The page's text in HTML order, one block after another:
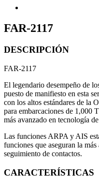
FAR-2117
DESCRIPCIÓN
FAR-2117
El legendario desempeño de
puesto de manifiesto en esta
con los altos estándares de la
para embarcaciones de 1,000
más avanzado en tecnología
Las funciones ARPA y AIS
funciones que aseguran la
seguimiento de contactos.
CARACTERÍSTICAS